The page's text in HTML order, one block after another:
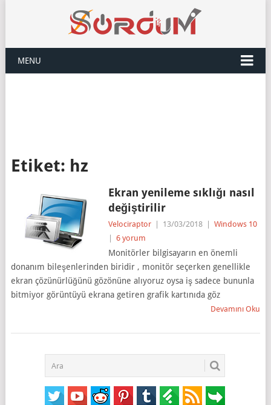
MENU
Etiket: hz
Ekran yenileme sıklığı nasıl
değiştirilir
Velociraptor 13/03/2018
Windows 10
6 yorum
Monitörler bilgisayarın en önemli
donanım bileşenlerinden biridir , monitör seçerken genellikle
ekran çözünürlüğünü gözönüne alıyoruz oysa iş sadece bununla
bitmiyor görüntüyü ekrana getiren grafik kartınıda göz
Devamını Oku